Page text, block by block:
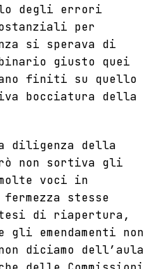
degli errori
per
si sperava di
giusto quei
finiti su quello
bocciatura della
diligenza della
non sortiva gli
voci in
stesse
di riapertura,
emendamenti non
diciamo dell’aula